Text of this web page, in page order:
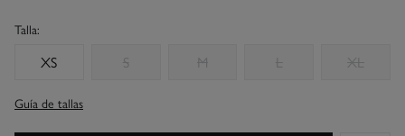
Talla:
XS S M L XL
Guía de tallas